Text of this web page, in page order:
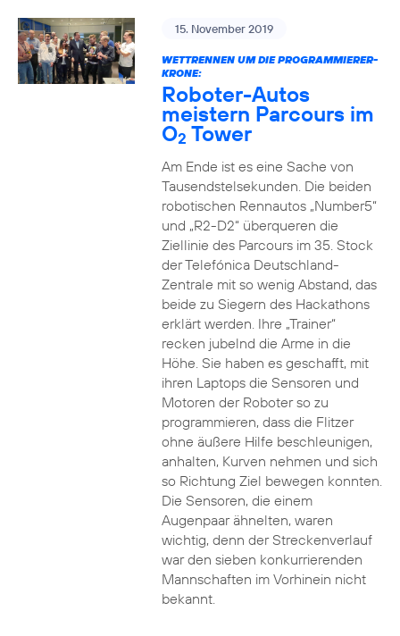
15. November 2019
WETTRENNEN UM DIE PROGRAMMIERER-
KRONE:
Roboter-Autos
meistern Parcours im
O2 Tower
Am Ende ist es eine Sache von
Tausendstelsekunden. Die beiden
robotischen Rennautos „Number5“
und „R2-D2“ überqueren die
Ziellinie des Parcours im 35. Stock
der Telefónica Deutschland-
Zentrale mit so wenig Abstand, das
beide zu Siegern des Hackathons
erklärt werden. Ihre „Trainer“
recken jubelnd die Arme in die
Höhe. Sie haben es geschafft, mit
ihren Laptops die Sensoren und
Motoren der Roboter so zu
programmieren, dass die Flitzer
ohne äußere Hilfe beschleunigen,
anhalten, Kurven nehmen und sich
so Richtung Ziel bewegen konnten.
Die Sensoren, die einem
Augenpaar ähnelten, waren
wichtig, denn der Streckenverlauf
war den sieben konkurrierenden
Mannschaften im Vorhinein nicht
bekannt.